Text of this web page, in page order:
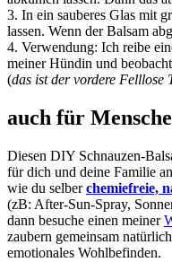
3. In ein sauberes Glas mit
lassen. Wenn der Balsam
4. Verwendung: Ich reibe
meiner Hündin und
(das ist der vordere Felllose
auch für
Diesen DIY Schnauzen-
für dich und deine Familie
wie du selberchemiefreie,
(zB: After-Sun-Spray,
dann besuche einen meiner
zaubern gemeinsam
emotionales Wohlbefinden.